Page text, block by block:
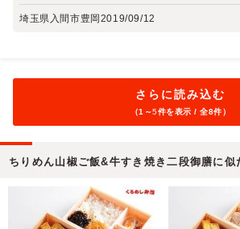
埼玉県入間市豊岡2019/09/12
さらに読み込む
（1～5件を表示 / 全8件）
ちりめん山椒ご飯&牛すき焼き二段御膳に似